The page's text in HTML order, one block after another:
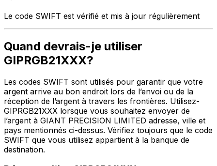
Le code SWIFT est vérifié et mis à jour régulièrement
Quand devrais-je utiliser
GIPRGB21XXX?
Les codes SWIFT sont utilisés pour garantir que votre
argent arrive au bon endroit lors de l’envoi ou de la
réception de l’argent à travers les frontières. Utilisez-
GIPRGB21XXX lorsque vous souhaitez envoyer de
l’argent à GIANT PRECISION LIMITED adresse, ville et
pays mentionnés ci-dessus. Vérifiez toujours que le code
SWIFT que vous utilisez appartient à la banque de
destination.